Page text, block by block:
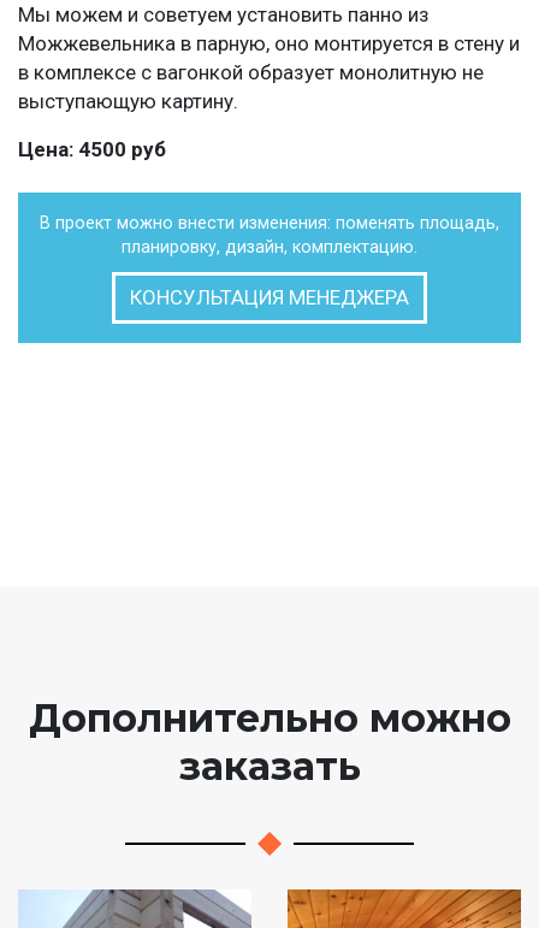
Мы можем и советуем установить панно из
Можжевельника в парную, оно монтируется в стену и
в комплексе с вагонкой образует монолитную не
выступающую картину.
Цена: 4500 руб
В проект можно внести изменения: поменять площадь,
планировку, дизайн, комплектацию.
КОНСУЛЬТАЦИЯ МЕНЕДЖЕРА
Дополнительно можно
заказать